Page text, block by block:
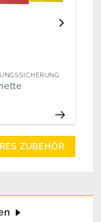
ZUBEHÖR